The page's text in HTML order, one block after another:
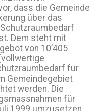
dass die Gemeinde
über das
Dem steht mit
von 10’405
für
Gemeindegebiet
werden. Die
für